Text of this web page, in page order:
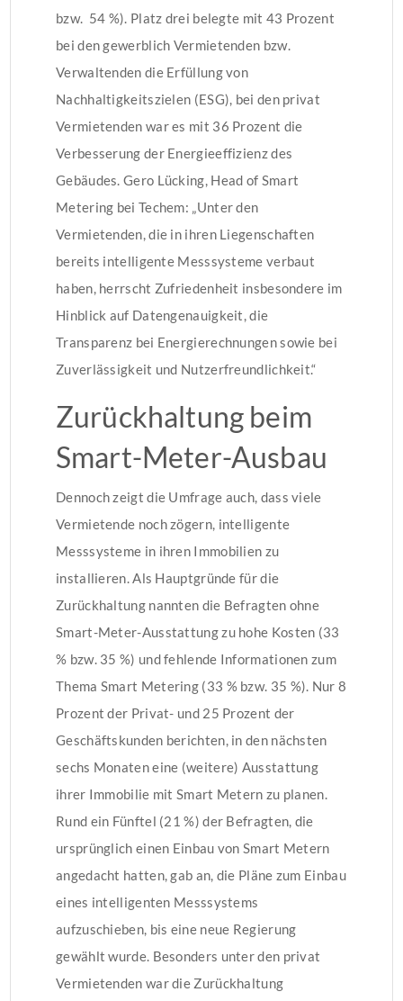
bzw. 54 %). Platz drei belegte mit 43 Prozent
bei den gewerblich Vermietenden bzw.
Verwaltenden die Erfüllung von
Nachhaltigkeitszielen (ESG), bei den privat
Vermietenden war es mit 36 Prozent die
Verbesserung der Energieeffizienz des
Gebäudes. Gero Lücking, Head of Smart
Metering bei Techem: „Unter den
Vermietenden, die in ihren Liegenschaften
bereits intelligente Messsysteme verbaut
haben, herrscht Zufriedenheit insbesondere im
Hinblick auf Datengenauigkeit, die
Transparenz bei Energierechnungen sowie bei
Zuverlässigkeit und Nutzerfreundlichkeit.“
Zurückhaltung beim
Smart-Meter-Ausbau
Dennoch zeigt die Umfrage auch, dass viele
Vermietende noch zögern, intelligente
Messsysteme in ihren Immobilien zu
installieren. Als Hauptgründe für die
Zurückhaltung nannten die Befragten ohne
Smart-Meter-Ausstattung zu hohe Kosten (33
% bzw. 35 %) und fehlende Informationen zum
Thema Smart Metering (33 % bzw. 35 %). Nur 8
Prozent der Privat- und 25 Prozent der
Geschäftskunden berichten, in den nächsten
sechs Monaten eine (weitere) Ausstattung
ihrer Immobilie mit Smart Metern zu planen.
Rund ein Fünftel (21 %) der Befragten, die
ursprünglich einen Einbau von Smart Metern
angedacht hatten, gab an, die Pläne zum Einbau
eines intelligenten Messsystems
aufzuschieben, bis eine neue Regierung
gewählt wurde. Besonders unter den privat
Vermietenden war die Zurückhaltung